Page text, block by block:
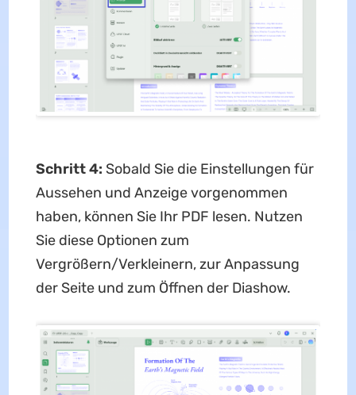
Schritt 4: Sobald Sie die Einstellungen für
Aussehen und Anzeige vorgenommen
haben, können Sie Ihr PDF lesen. Nutzen
Sie diese Optionen zum
Vergrößern/Verkleinern, zur Anpassung
der Seite und zum Öffnen der Diashow.